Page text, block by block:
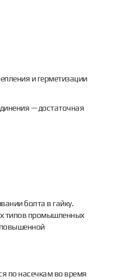
и герметизации
— достаточная
болта в гайку.
типов промышленных
повышенной
по насечкам во время